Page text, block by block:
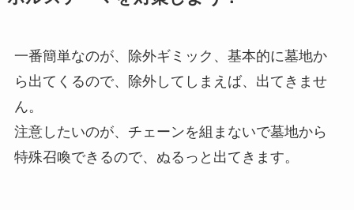
一番簡単なのが、除外ギミック、基本的に墓地か
ら出てくるので、除外してしまえば、出てきませ
ん。
注意したいのが、チェーンを組まないで墓地から
特殊召喚できるので、ぬるっと出てきます。